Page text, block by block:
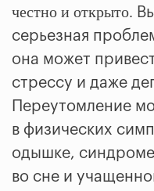
честно и открыто.
серьезная
она может
стрессу и даже
Переутомление
в физических
одышке,
во сне и